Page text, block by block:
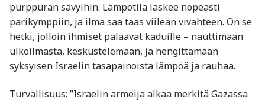
purppuran sävyihin. Lämpötila laskee nopeasti
parikymppiin, ja ilma saa taas viileän vivahteen. On se
hetki, jolloin ihmiset palaavat kaduille – nauttimaan
ulkoilmasta, keskustelemaan, ja hengittämään
syksyisen Israelin tasapainoista lämpöä ja rauhaa.
Turvallisuus: ”Israelin armeija alkaa merkitä Gazassa